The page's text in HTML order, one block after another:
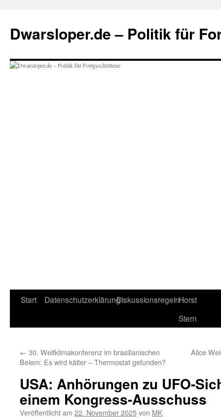
springen
Dwarsloper.de – Politik für
Start DatenschutzerklärungDiskussionsregelnHorst
Stern
← 30. Weltklimakonferenz im brasilianischen
Belem: Es wird kälter – Thermostat gefunden?
Alice
USA: Anhörungen zu UFO-
einem Kongress-Ausschuss
Veröffentlicht am 22. November 2025von MK